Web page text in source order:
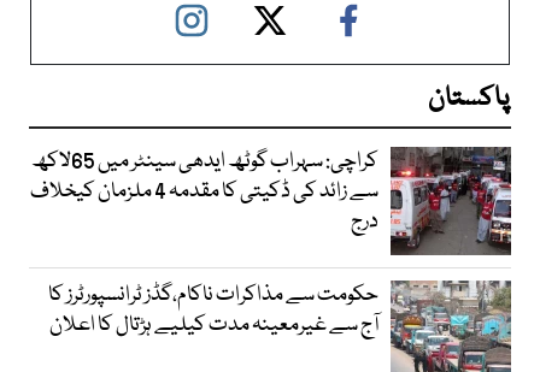
پاکستان
کراچی: سہراب گوٹھ ایدھی سینٹر میں 65لاکھ
سے زائد کی ڈکیتی کا مقدمہ 4 ملزمان کیخلاف
درج
حکومت سے مذاکرات ناکام،گڈز ٹرانسپورٹرز کا
آج سے غیرمعینہ مدت کیلیے ہڑتال کا اعلان